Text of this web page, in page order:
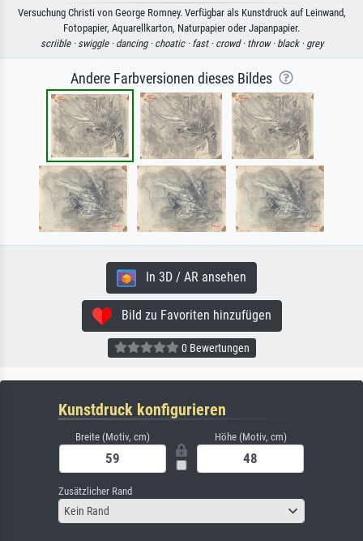
Versuchung Christi von George Romney. Verfügbar als Kunstdruck auf Leinwand,
Fotopapier, Aquarellkarton, Naturpapier oder Japanpapier.
scriible · swiggle · dancing · choatic · fast · crowd · throw · black · grey
Andere Farbversionen dieses Bildes
In 3D / AR ansehen
Bild zu Favoriten hinzufügen
0 Bewertungen
Kunstdruck konfigurieren
Breite (Motiv, cm) Höhe (Motiv, cm)
Zusätzlicher Rand
Kein Rand